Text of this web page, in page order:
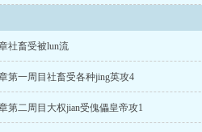
社畜受被lun流
第一周目社畜受各种jing英攻4
第二周目大权jian受傀儡皇帝攻1